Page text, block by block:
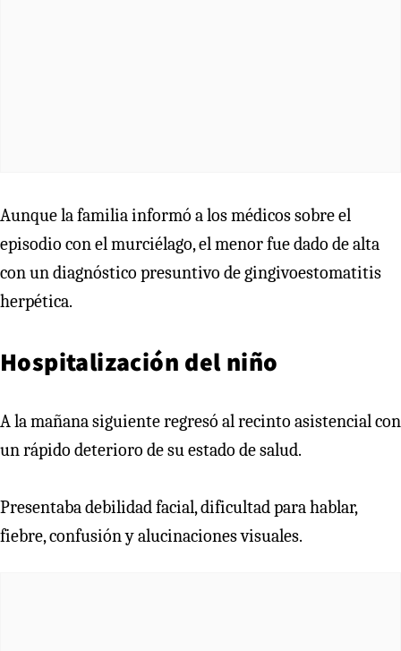
Aunque la familia informó a los médicos sobre el
episodio con el murciélago, el menor fue dado de alta
con un diagnóstico presuntivo de gingivoestomatitis
herpética.
Hospitalización del niño
A la mañana siguiente regresó al recinto asistencial con
un rápido deterioro de su estado de salud.
Presentaba debilidad facial, dificultad para hablar,
fiebre, confusión y alucinaciones visuales.